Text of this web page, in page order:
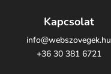
Kapcsolat
info@webszovegek.hu
+36 30 381 6721